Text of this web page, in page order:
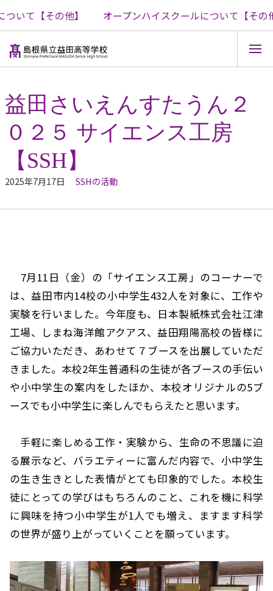
コ
テ
ン
ツ
へ
ス
プ
いて【その他】 オープンハイスクールについて【その他
益田さいえんすたうん２
０２５ サイエンス工房
【SSH】
2025年7月17日 SSHの活動
7月11日（金）の「サイエンス工房」のコーナーで
は、益田市内14校の小中学生432人を対象に、工作や
実験を行いました。今年度も、日本製紙株式会社江津
工場、しまね海洋館アクアス、益田翔陽高校の皆様に
ご協力いただき、あわせて７ブースを出展していただ
きました。本校2年生普通科の生徒が各ブースの手伝い
や小中学生の案内をしたほか、本校オリジナルの5ブ
ースでも小中学生に楽しんでもらえたと思います。
手軽に楽しめる工作・実験から、生命の不思議に迫
る展示など、バラエティーに富んだ内容で、小中学生
の生き生きとした表情がとても印象的でした。本校生
徒にとっての学びはもちろんのこと、これを機に科学
に興味を持つ小中学生が1人でも増え、ますます科学
の世界が盛り上がっていくことを願っています。